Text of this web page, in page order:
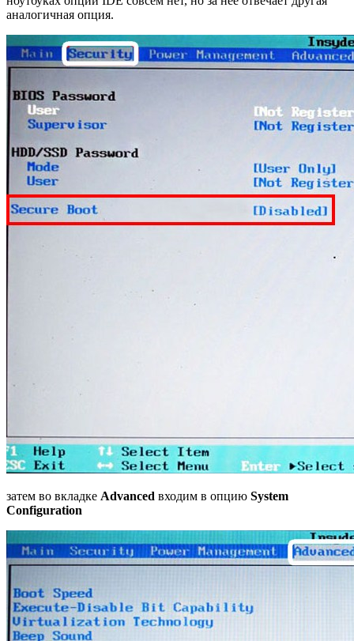
аналогичная опция.
затем во вкладке Advanced входим в опцию System
Configuration